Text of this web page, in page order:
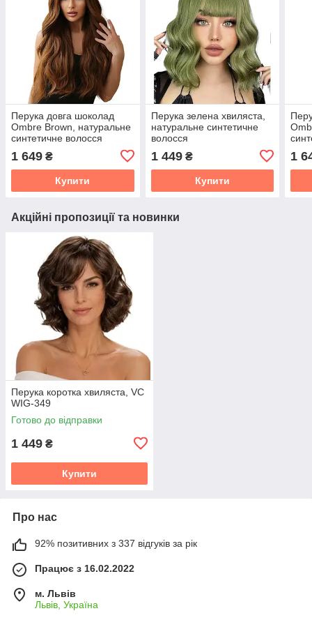
Перука довга шоколад
Ombre Brown, натуральне
синтетичне волосся
1 649 ₴
Купити
Перука зелена хвиляста,
натуральне синтетичне
волосся
1 449₴
Купити
1
Акційні пропозиції та новинки
Перука коротка хвиляста, VC
WIG-349
Готово до відправки
1 449 ₴
Купити
Про нас
92% позитивних з 337 відгуків за рік
Працює з 16.02.2022
м. Львів
Львів, Україна